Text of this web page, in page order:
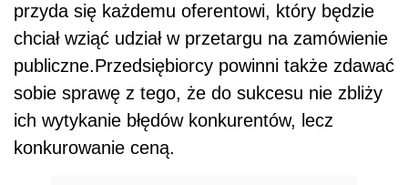
przyda się każdemu oferentowi, który będzie
chciał wziąć udział w przetargu na zamówienie
publiczne.Przedsiębiorcy powinni także zdawać
sobie sprawę z tego, że do sukcesu nie zbliży
ich wytykanie błędów konkurentów, lecz
konkurowanie ceną.